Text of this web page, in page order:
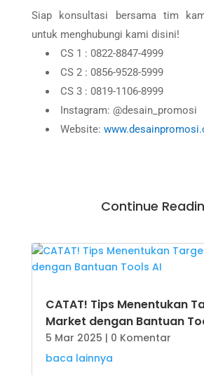
Siap konsultasi bersama tim
untuk menghubungi kami disini!
CS 1 : 0822-8847-4999
CS 2 : 0856-9528-5999
CS 3 : 0819-1106-8999
Instagram: @desain_promosi
Website:
Continue
CATAT! Tips Menentukan
Market dengan Bantuan
5 Mar 2025 | 0 Komentar
baca lainnya